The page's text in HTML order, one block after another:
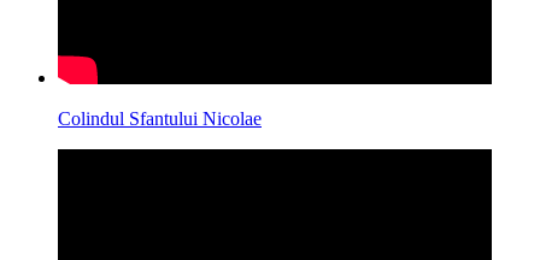
Colindul Sfantului Nicolae